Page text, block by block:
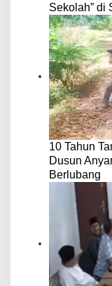
Sekolah” di
10 Tahun
Dusun
Berlubang